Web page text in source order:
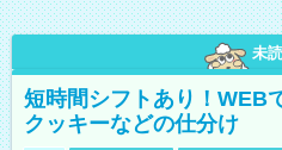
未読
短時間シフトあり！WEB
クッキーなどの仕分け